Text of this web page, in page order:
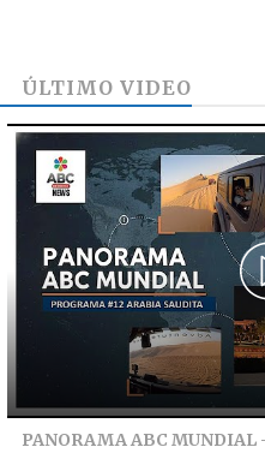
ÚLTIMO VIDEO
PANORAMA ABC